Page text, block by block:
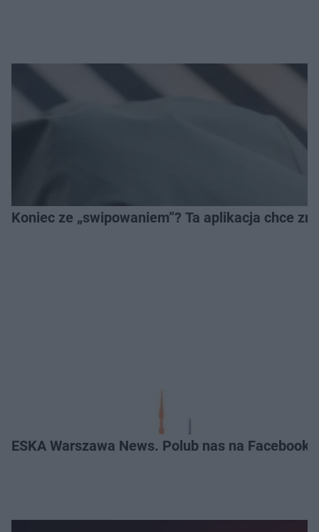
Koniec ze „swipowaniem”? Ta aplikacja chce
ESKA Warszawa News. Polub nas na